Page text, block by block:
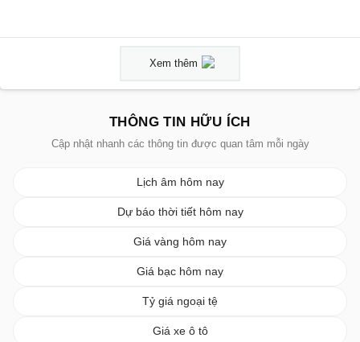
Xem thêm
THÔNG TIN HỮU ÍCH
Cập nhật nhanh các thông tin được quan tâm mỗi ngày
Lịch âm hôm nay
Dự báo thời tiết hôm nay
Giá vàng hôm nay
Giá bạc hôm nay
Tỷ giá ngoại tệ
Giá xe ô tô